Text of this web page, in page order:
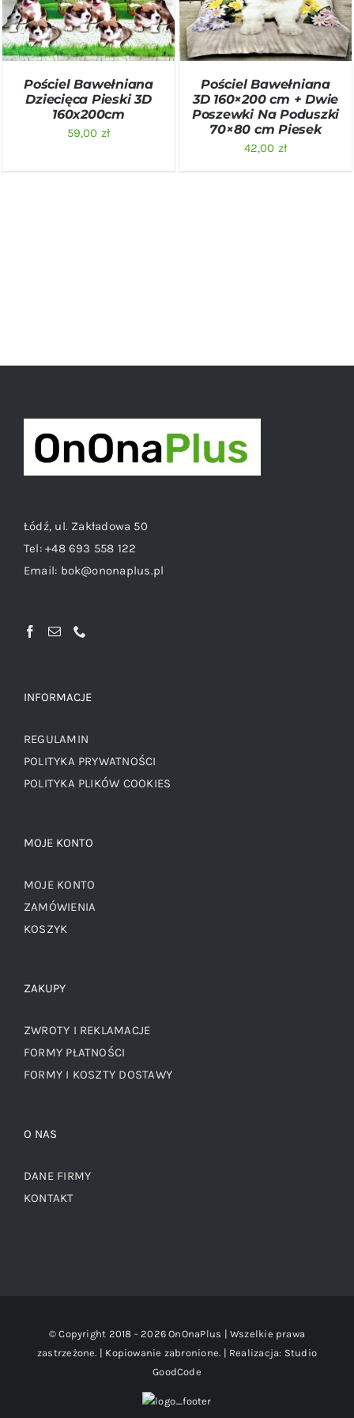
SZCZEGÓŁY
Pościel Bawełniana
Dziecięca Pieski 3D
160x200cm
59,00 zł
SZCZEGÓŁY
Pościel Bawełniana
3D 160×200 cm + Dwie
Poszewki Na Poduszki
70×80 cm Piesek
42,00 zł
Łódź, ul. Zakładowa 50
Tel:+48 693 558 122
Email: bok@ononaplus.pl
INFORMACJE
REGULAMIN
POLITYKA PRYWATNOŚCI
POLITYKA PLIKÓW COOKIES
MOJE KONTO
MOJE KONTO
ZAMÓWIENIA
KOSZYK
ZAKUPY
ZWROTY I REKLAMACJE
FORMY PŁATNOŚCI
FORMY I KOSZTY DOSTAWY
O NAS
DANE FIRMY
KONTAKT
© Copyright 2018 - 2026 OnOnaPlus | Wszelkie prawa
zastrzeżone. | Kopiowanie zabronione. | Realizacja: Studio
GoodCode